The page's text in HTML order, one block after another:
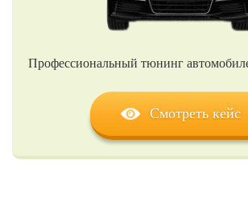
Профессиональный тюнинг
Смотреть кейс